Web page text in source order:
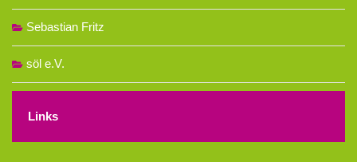
Sebastian Fritz
söl e.V.
Links